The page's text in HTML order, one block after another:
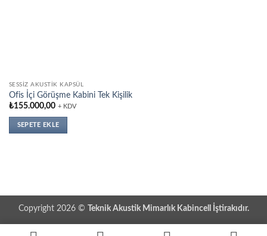
SESSIZ AKUSTIK KAPSÜL
Ofis İçi Görüşme Kabini Tek Kişilik
₺155.000,00 + KDV
SEPETE EKLE
Copyright 2026 © Teknik Akustik Mimarlık Kabincell İştirakıdır.